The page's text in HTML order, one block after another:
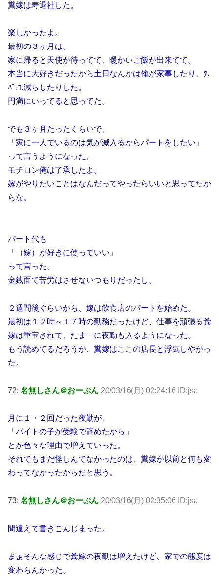
糞嫁は寿退社した。
楽しかったよ。
最初の３ヶ月は。
家に帰ると天使が待ってて、暖かいご飯が出来てて。
本当に大好きだったから土日なんかは俺が家事したり、ﾀ.
ﾊﾞ.ｺ.減らしたりした。
円満にいってると思ってた。
でも３ヶ月たったくらいで、
「家に一人でいるのは気が滅入るからパートをしたい」
って言うようになった。
モチロン俺は了承したよ。
嫁がやりたいことはなんだってやったらいいと思ってたか
らな。
パート代も
「（嫁）が好きに使っていい」
って言った。
金銭面で苦労はさせないつもりだったし。
２週間後ぐらいから、嫁は飲食店のパートを始めた。
最初は１２時～１７時の勤務だったけど、仕事を頑張る糞
嫁は重宝されて、たまーに夜勤も入るようになった。
もう読めてるだろうが、糞嫁はここの店長と浮気しやがっ
た。
72: 名無しさん＠おーぷん 20/03/16(月) 02:24:16 ID:jsa
月に１・２回だった夜勤が、
「バイトの子が受験で辞めたから」
とか色々な理由で増えていった。
それでもまだ怪しんでなかったのは、糞嫁が以前と何も変
わってなかったからだと思う。
73: 名無しさん＠おーぷん 20/03/16(月) 02:35:06 ID:jsa
間違えて書きこんじまった。
まぁそんな感じで糞嫁の夜勤は増えたけど、家での態度は
変わらんかった。